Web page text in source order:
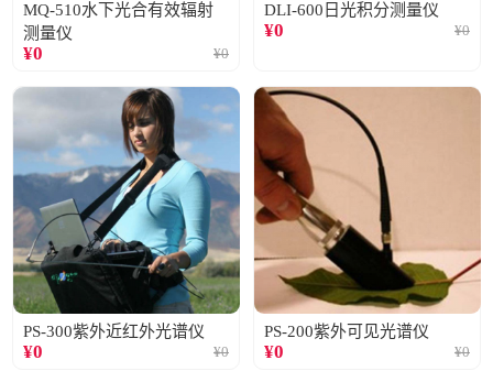
MQ-510水下光合有效辐射
测量仪
¥0 ¥0
DLI-600日光积分测量仪
¥0 ¥0
PS-300紫外近红外光谱仪
¥0 ¥0
PS-200紫外可见光谱仪
¥0 ¥0